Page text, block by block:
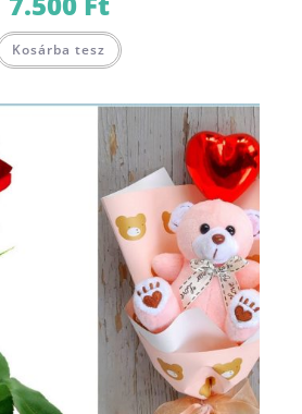
Kosárba tesz